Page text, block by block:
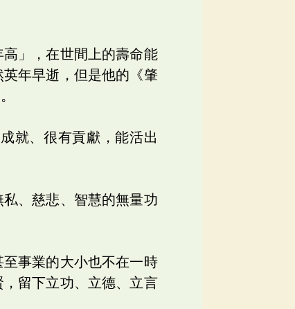
」，在世間上的壽命能
年早逝，但是他的《肇
就、很有貢獻，能活出
、慈悲、智慧的無量功
事業的大小也不在一時
留下立功、立德、立言